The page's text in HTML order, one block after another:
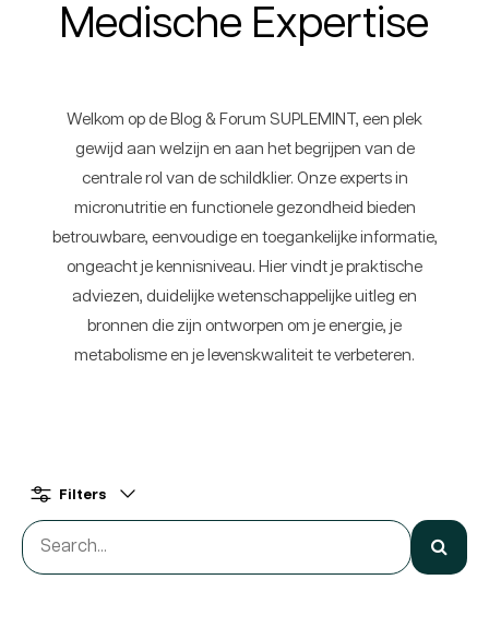
Medische Expertise
Welkom op de Blog & Forum SUPLEMINT, een plek
gewijd aan welzijn en aan het begrijpen van de
centrale rol van de schildklier. Onze experts in
micronutritie en functionele gezondheid bieden
betrouwbare, eenvoudige en toegankelijke informatie,
ongeacht je kennisniveau. Hier vindt je praktische
adviezen, duidelijke wetenschappelijke uitleg en
bronnen die zijn ontworpen om je energie, je
metabolisme en je levenskwaliteit te verbeteren.
Filters